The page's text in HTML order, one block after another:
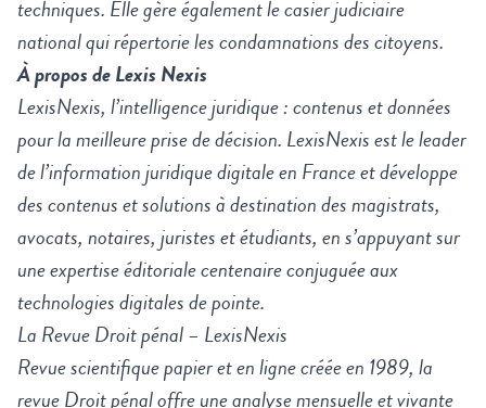
techniques. Elle gère également le casier judiciaire
national qui répertorie les condamnations des citoyens.
À propos de Lexis Nexis
LexisNexis, l’intelligence juridique : contenus et données
pour la meilleure prise de décision. LexisNexis est le leader
de l’information juridique digitale en France et développe
des contenus et solutions à destination des magistrats,
avocats, notaires, juristes et étudiants, en s’appuyant sur
une expertise éditoriale centenaire conjuguée aux
technologies digitales de pointe.
La Revue Droit pénal – LexisNexis
Revue scientifique papier et en ligne créée en 1989, la
revue Droit pénal offre une analyse mensuelle et vivante